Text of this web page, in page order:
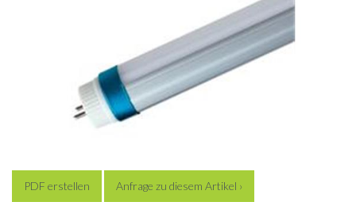
PDF erstellen Anfrage zu diesem Artikel ›